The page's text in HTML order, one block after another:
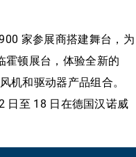
家参展商搭建舞台，为
霍顿展台，体验全新的
机和驱动器产品组合。
日至 18 日在德国汉诺威